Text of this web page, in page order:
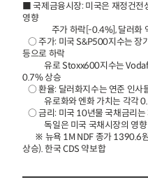
■ 국제금융시장: 미국은 재정건전
영향
주가 하락[-0.4%], 달러화 약
○ 주가: 미국 S&P500지수는 장
등으로 하락
유로 Stoxx600지수는
0.7% 상승
○ 환율: 달러화지수는 연준 인사
유로화와 엔화 가치는 각각
○ 금리: 미국 10년물 국채금리는
독일은 미국 국채시장의 영향
※ 뉴욕 1M NDF 종가 1390.6
상승). 한국 CDS 약보합